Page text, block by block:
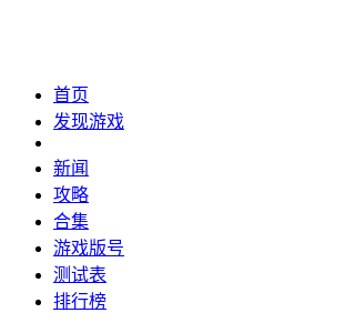
首页
发现游戏
新闻
攻略
合集
游戏版号
测试表
排行榜